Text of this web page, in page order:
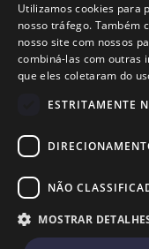
Informações
TVs em Portugal
Utilizamos cookies para
nosso tráfego. Também
nosso site com nossos
combiná-las com outras
que eles coletaram do
ESTRITAMENTE
NÃO
MOSTRAR